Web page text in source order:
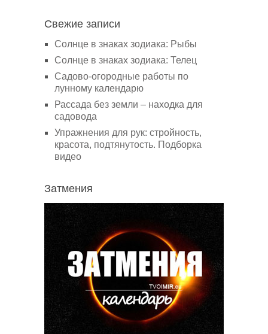
Свежие записи
Солнце в знаках зодиака: Рыбы
Солнце в знаках зодиака: Телец
Садово-огородные работы по
лунному календарю
Рассада без земли – находка для
садовода
Упражнения для рук: стройность,
красота, подтянутость. Подборка
видео
Затмения